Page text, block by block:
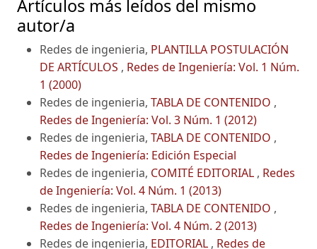
Artículos más leídos del mismo
autor/a
Redes de ingenieria, PLANTILLA POSTULACIÓN
DE ARTÍCULOS , Redes de Ingeniería: Vol. 1 Núm.
1 (2000)
Redes de ingenieria, TABLA DE CONTENIDO ,
Redes de Ingeniería: Vol. 3 Núm. 1 (2012)
Redes de ingenieria, TABLA DE CONTENIDO ,
Redes de Ingeniería: Edición Especial
Redes de ingenieria, COMITÉ EDITORIAL , Redes
de Ingeniería: Vol. 4 Núm. 1 (2013)
Redes de ingenieria, TABLA DE CONTENIDO ,
Redes de Ingeniería: Vol. 4 Núm. 2 (2013)
Redes de ingenieria, EDITORIAL , Redes de